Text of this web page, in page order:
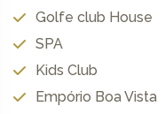
Golfe club House
SPA
Kids Club
Empório Boa Vista